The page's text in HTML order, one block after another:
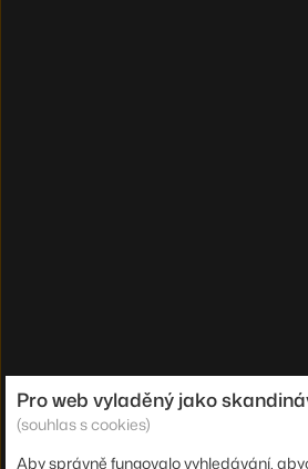
Pro web vyladěný jako
(souhlas s cookies)
Aby správně fungovalo vyhledávání,